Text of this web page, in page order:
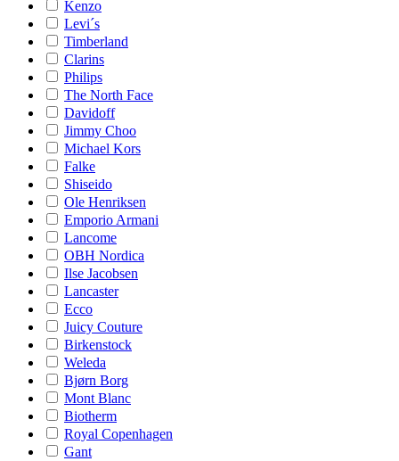
Kenzo
Levi´s
Timberland
Clarins
Philips
The North Face
Davidoff
Jimmy Choo
Michael Kors
Falke
Shiseido
Ole Henriksen
Emporio Armani
Lancome
OBH Nordica
Ilse Jacobsen
Lancaster
Ecco
Juicy Couture
Birkenstock
Weleda
Bjørn Borg
Mont Blanc
Biotherm
Royal Copenhagen
Gant